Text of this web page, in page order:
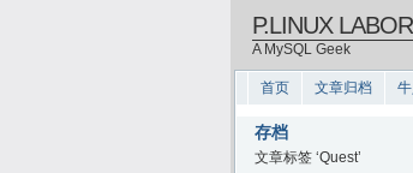
P.LINUX
A MySQL Geek
首页 文章归档
存档
文章标签 ‘Quest’